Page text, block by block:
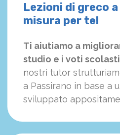
Lezioni di greco
misura per te!
Ti aiutiamo a
studio e i voti
nostri tutor
a Passirano in base a
sviluppato